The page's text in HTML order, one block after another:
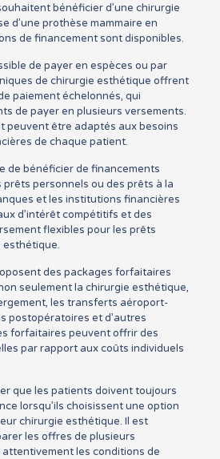
bénéficier d’une chirurgie
d’une prothèse mammaire en
de financement sont disponibles.
de payer en espèces ou par
de chirurgie esthétique offrent
paiement échelonnés, qui
de payer en plusieurs versements.
peuvent être adaptés aux besoins
de chaque patient.
de bénéficier de financements
personnels ou des prêts à la
et les institutions financières
d’intérêt compétitifs et des
flexibles pour les prêts
esthétique.
des packages forfaitaires
seulement la chirurgie esthétique,
les transferts aéroport-
postopératoires et d’autres
forfaitaires peuvent offrir des
par rapport aux coûts individuels
que les patients doivent toujours
lorsqu’ils choisissent une option
chirurgie esthétique. Il est
les offres de plusieurs
les conditions de